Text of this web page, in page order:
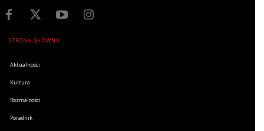
STRONA GŁÓWNA
Aktualności
Kultura
Rozmaitości
Poradnik